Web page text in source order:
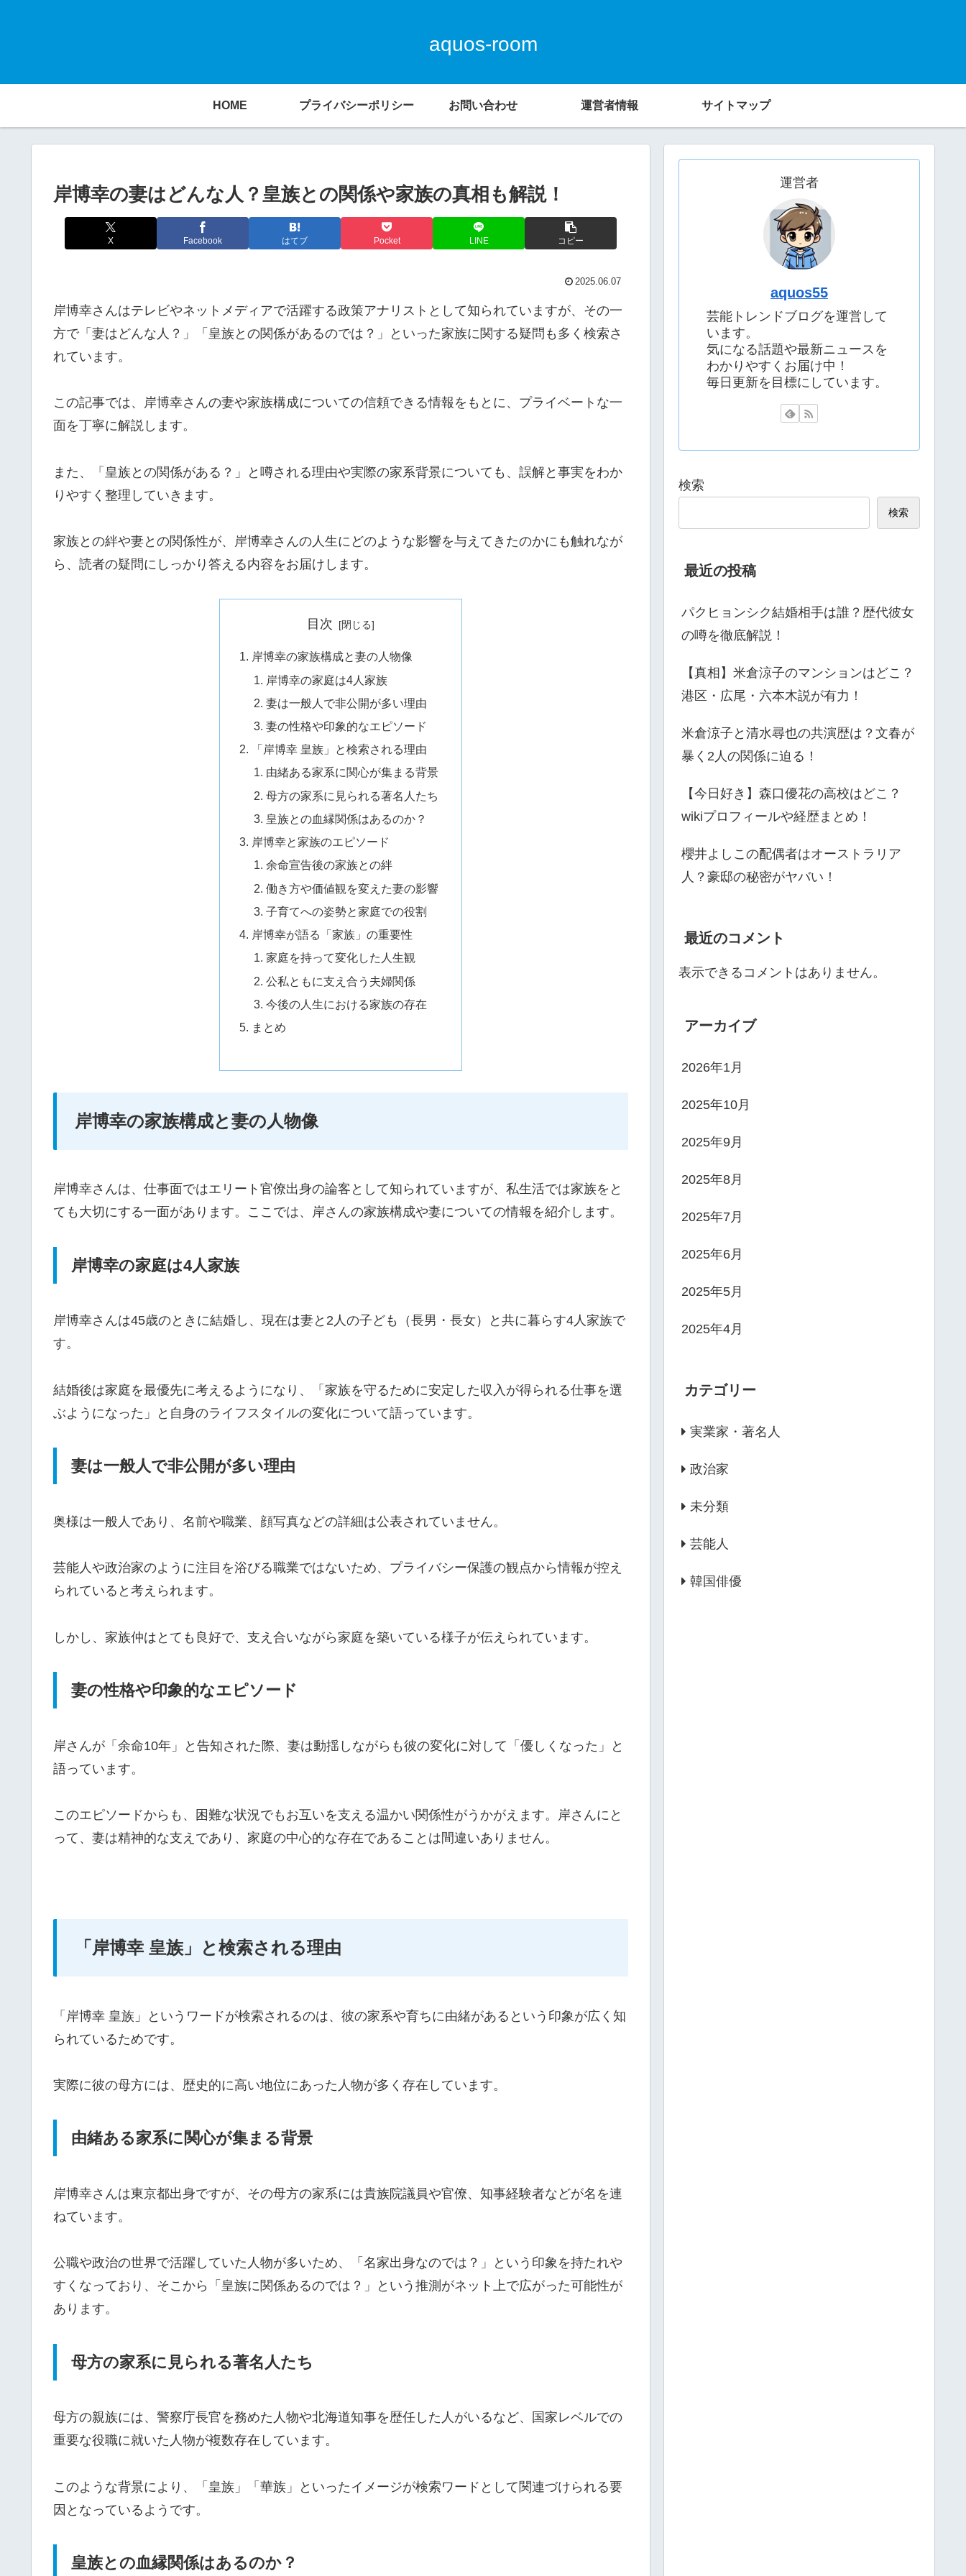
aquos-room
HOME プライバシーポリシー お問い合わせ 運営者情報 サイトマップ
岸博幸の妻はどんな人？皇族との関係や家族の真相も解説！
X Facebook はてブ Pocket LINE コピー
2025.06.07
岸博幸さんはテレビやネットメディアで活躍する政策アナリストとして知られていますが、その一
方で「妻はどんな人？」「皇族との関係があるのでは？」といった家族に関する疑問も多く検索さ
れています。
この記事では、岸博幸さんの妻や家族構成についての信頼できる情報をもとに、プライベートな一
面を丁寧に解説します。
また、「皇族との関係がある？」と噂される理由や実際の家系背景についても、誤解と事実をわか
りやすく整理していきます。
家族との絆や妻との関係性が、岸博幸さんの人生にどのような影響を与えてきたのかにも触れなが
ら、読者の疑問にしっかり答える内容をお届けします。
目次
岸博幸の家族構成と妻の人物像
岸博幸の家庭は4人家族
妻は一般人で非公開が多い理由
妻の性格や印象的なエピソード
「岸博幸 皇族」と検索される理由
由緒ある家系に関心が集まる背景
母方の家系に見られる著名人たち
皇族との血縁関係はあるのか？
岸博幸と家族のエピソード
余命宣告後の家族との絆
働き方や価値観を変えた妻の影響
子育てへの姿勢と家庭での役割
岸博幸が語る「家族」の重要性
家庭を持って変化した人生観
公私ともに支え合う夫婦関係
今後の人生における家族の存在
まとめ
岸博幸の家族構成と妻の人物像
岸博幸さんは、仕事面ではエリート官僚出身の論客として知られていますが、私生活では家族をと
ても大切にする一面があります。ここでは、岸さんの家族構成や妻についての情報を紹介します。
岸博幸の家庭は4人家族
岸博幸さんは45歳のときに結婚し、現在は妻と2人の子ども（長男・長女）と共に暮らす4人家族で
す。
結婚後は家庭を最優先に考えるようになり、「家族を守るために安定した収入が得られる仕事を選
ぶようになった」と自身のライフスタイルの変化について語っています。
妻は一般人で非公開が多い理由
奥様は一般人であり、名前や職業、顔写真などの詳細は公表されていません。
芸能人や政治家のように注目を浴びる職業ではないため、プライバシー保護の観点から情報が控え
られていると考えられます。
しかし、家族仲はとても良好で、支え合いながら家庭を築いている様子が伝えられています。
妻の性格や印象的なエピソード
岸さんが「余命10年」と告知された際、妻は動揺しながらも彼の変化に対して「優しくなった」と
語っています。
このエピソードからも、困難な状況でもお互いを支える温かい関係性がうかがえます。岸さんにと
って、妻は精神的な支えであり、家庭の中心的な存在であることは間違いありません。
「岸博幸 皇族」と検索される理由
「岸博幸 皇族」というワードが検索されるのは、彼の家系や育ちに由緒があるという印象が広く知
られているためです。
実際に彼の母方には、歴史的に高い地位にあった人物が多く存在しています。
由緒ある家系に関心が集まる背景
岸博幸さんは東京都出身ですが、その母方の家系には貴族院議員や官僚、知事経験者などが名を連
ねています。
公職や政治の世界で活躍していた人物が多いため、「名家出身なのでは？」という印象を持たれや
すくなっており、そこから「皇族に関係あるのでは？」という推測がネット上で広がった可能性が
あります。
母方の家系に見られる著名人たち
母方の親族には、警察庁長官を務めた人物や北海道知事を歴任した人がいるなど、国家レベルでの
重要な役職に就いた人物が複数存在しています。
このような背景により、「皇族」「華族」といったイメージが検索ワードとして関連づけられる要
因となっているようです。
皇族との血縁関係はあるのか？
運営者
aquos55
芸能トレンドブログを運営して
います。
気になる話題や最新ニュースを
わかりやすくお届け中！
毎日更新を目標にしています。
検索
検索
最近の投稿
パクヒョンシク結婚相手は誰？歴代彼女
の噂を徹底解説！
【真相】米倉涼子のマンションはどこ？
港区・広尾・六本木説が有力！
米倉涼子と清水尋也の共演歴は？文春が
暴く2人の関係に迫る！
【今日好き】森口優花の高校はどこ？
wikiプロフィールや経歴まとめ！
櫻井よしこの配偶者はオーストラリア
人？豪邸の秘密がヤバい！
最近のコメント
表示できるコメントはありません。
アーカイブ
2026年1月
2025年10月
2025年9月
2025年8月
2025年7月
2025年6月
2025年5月
2025年4月
カテゴリー
実業家・著名人
政治家
未分類
芸能人
韓国俳優